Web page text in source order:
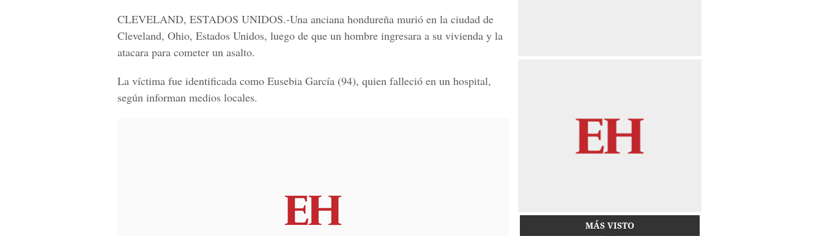
CLEVELAND, ESTADOS UNIDOS.-Una anciana hondureña murió en la ciudad de
Cleveland, Ohio, Estados Unidos, luego de que un hombre ingresara a su vivienda y la
atacara para cometer un asalto.
La víctima fue identificada como Eusebia García (94), quien falleció en un hospital,
según informan medios locales.
MÁS VISTO